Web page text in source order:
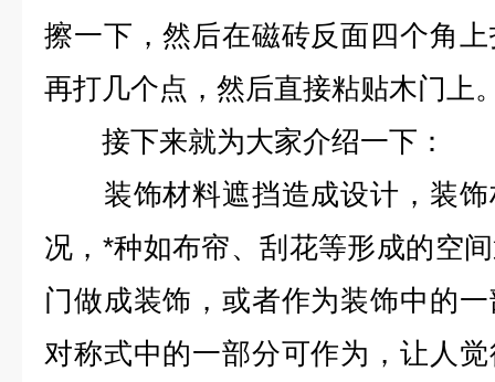
擦一下，然后在磁砖反面四个角
再打几个点，然后直接粘贴木门上
接下来就为大家介绍一下：
装饰材料遮挡造成设计，装饰
况，*种如布帘、刮花等形成的空
门做成装饰，或者作为装饰中的
对称式中的一部分可作为，让人